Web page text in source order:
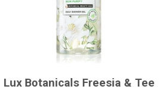
Lux Botanicals Freesia & Tee